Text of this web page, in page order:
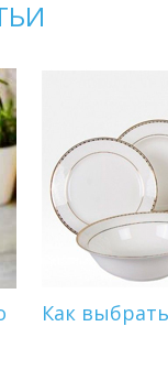
Как